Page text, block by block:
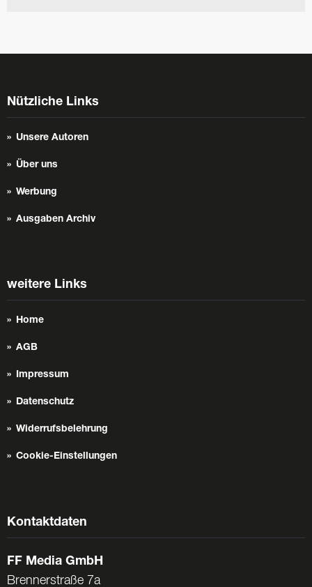
Nützliche Links
Unsere Autoren
Über uns
Werbung
Ausgaben Archiv
weitere Links
Home
AGB
Impressum
Datenschutz
Widerrufsbelehrung
Cookie-Einstellungen
Kontaktdaten
FF Media GmbH
Brennerstraße 7a